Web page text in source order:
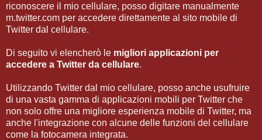
riconoscere il mio cellulare, posso digitare manualmente
m.twitter.com per accedere direttamente al sito mobile di
Twitter dal cellulare.
Di seguito vi elencherò le migliori applicazioni per
accedere a Twitter da cellulare.
Utilizzando Twitter dal mio cellulare, posso anche usufruire
di una vasta gamma di applicazioni mobili per Twitter che
non solo offre una migliore esperienza mobile di Twitter, ma
anche l'integrazione con alcune delle funzioni del cellulare
come la fotocamera integrata.